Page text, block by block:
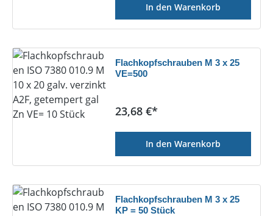
In den Warenkorb
Flachkopfschrauben M 3 x 25
VE=500
Regulärer Preis:
23,68 €*
In den Warenkorb
Flachkopfschrauben M 3 x 25
KP = 50 Stück